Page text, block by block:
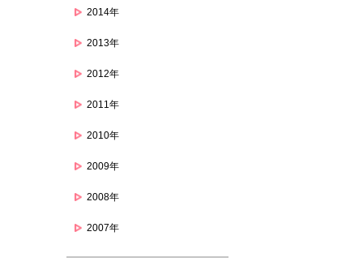
2014年
2013年
2012年
2011年
2010年
2009年
2008年
2007年